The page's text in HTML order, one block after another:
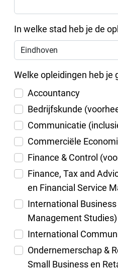
In welke stad heb je de
Welke opleidingen heb je
Accountancy
Bedrijfskunde
Communicatie
Commerciële
Finance & Control
Finance, Tax and
en Financial Service
International
Management Studies)
International
Ondernemerschap &
Small Business en